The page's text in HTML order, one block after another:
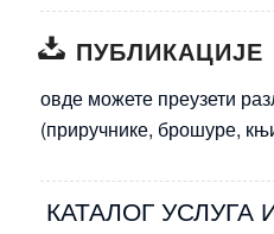
ПУБЛИКАЦИЈЕ
овде можете преузети
(приручнике, брошуре,
КАТАЛОГ УСЛУГА